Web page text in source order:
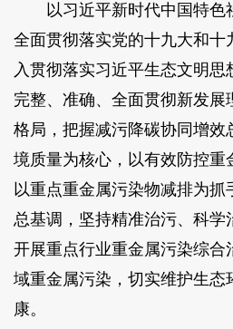
以习近平新时代中国特色
全面贯彻落实党的十九大和十
入贯彻落实习近平生态文明思
完整、准确、全面贯彻新发展
格局，把握减污降碳协同增效
境质量为核心，以有效防控重
以重点重金属污染物减排为抓
总基调，坚持精准治污、科学
开展重点行业重金属污染综合
域重金属污染，切实维护生态
康。